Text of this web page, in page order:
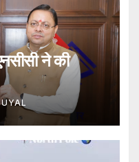
ने की